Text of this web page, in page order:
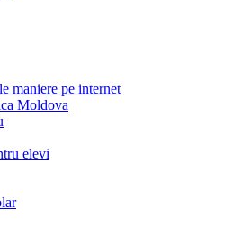
maniere pe internet
Moldova
elevi